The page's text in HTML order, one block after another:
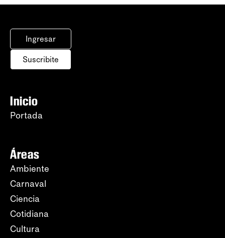
Ingresar
Suscribite
Inicio
Portada
Áreas
Ambiente
Carnaval
Ciencia
Cotidiana
Cultura